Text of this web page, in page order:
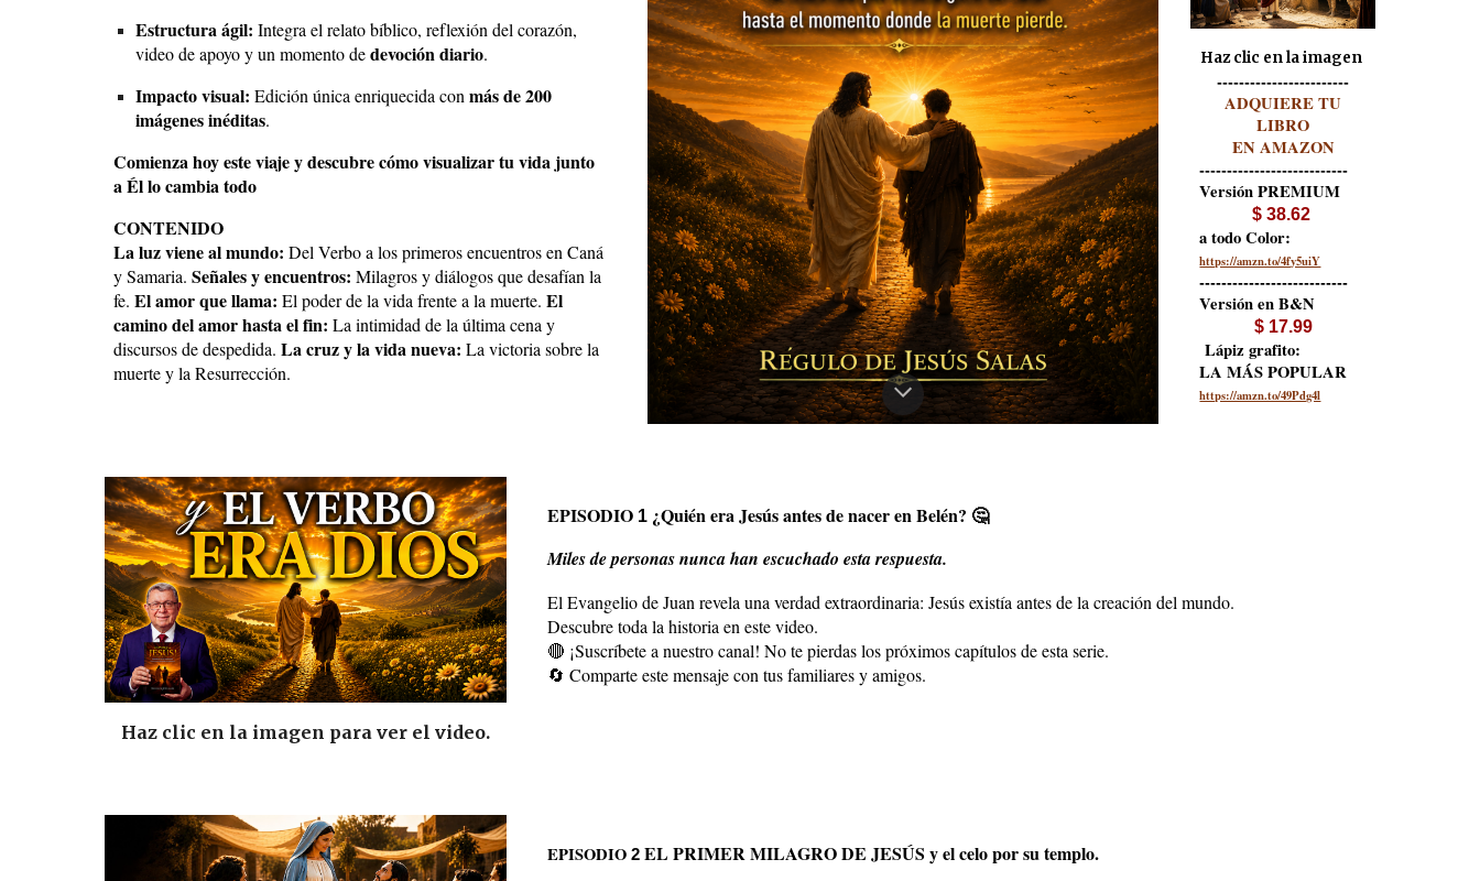
Estructura ágil: Integra el relato bíblico, reflexión del corazón,
video de apoyo y un momento dedevoción diario.
Impacto visual: Edición única enriquecida con más de 200
imágenes inéditas.
Comienza hoy este viaje y descubre cómo visualizar tu vida junto
a Él lo cambia todo
CONTENIDO
La luz viene al mundo: Del Verbo a los primeros encuentros en Caná
y Samaria. Señales y encuentros: Milagros y diálogos que desafían la
fe. El amor que llama: El poder de la vida frente a la muerte. El
camino del amor hasta el fin: La intimidad de la última cena y
discursos de despedida. La cruz y la vida nueva: La victoria sobre la
muerte y la Resurrección.
Haz clic en la imagen
------------------------
ADQUIERE TU
LIBRO
EN AMAZON
---------------------------
Versión PREMIUM
$ 38.62
a todo Color:
https://amzn.to/4fy5uiY
---------------------------
Versión en B&N
$ 17.99
Lápiz grafito:
LA MÁS POPULAR
https://amzn.to/49Pdg4l
Haz clic en la imagen para ver el video.
EPISODIO 1 ¿Quién era Jesús antes de nacer en Belén? 🤔
Miles de personas nunca han escuchado esta respuesta.
El Evangelio de Juan revela una verdad extraordinaria: Jesús existía antes de la creación del mundo.
Descubre toda la historia en este video.
🔴 ¡Suscríbete a nuestro canal! No te pierdas los próximos capítulos de esta serie.
🔄 Comparte este mensaje con tus familiares y amigos.
EPISODIO2 EL PRIMER MILAGRO DE JESÚS y el celo por su templo.